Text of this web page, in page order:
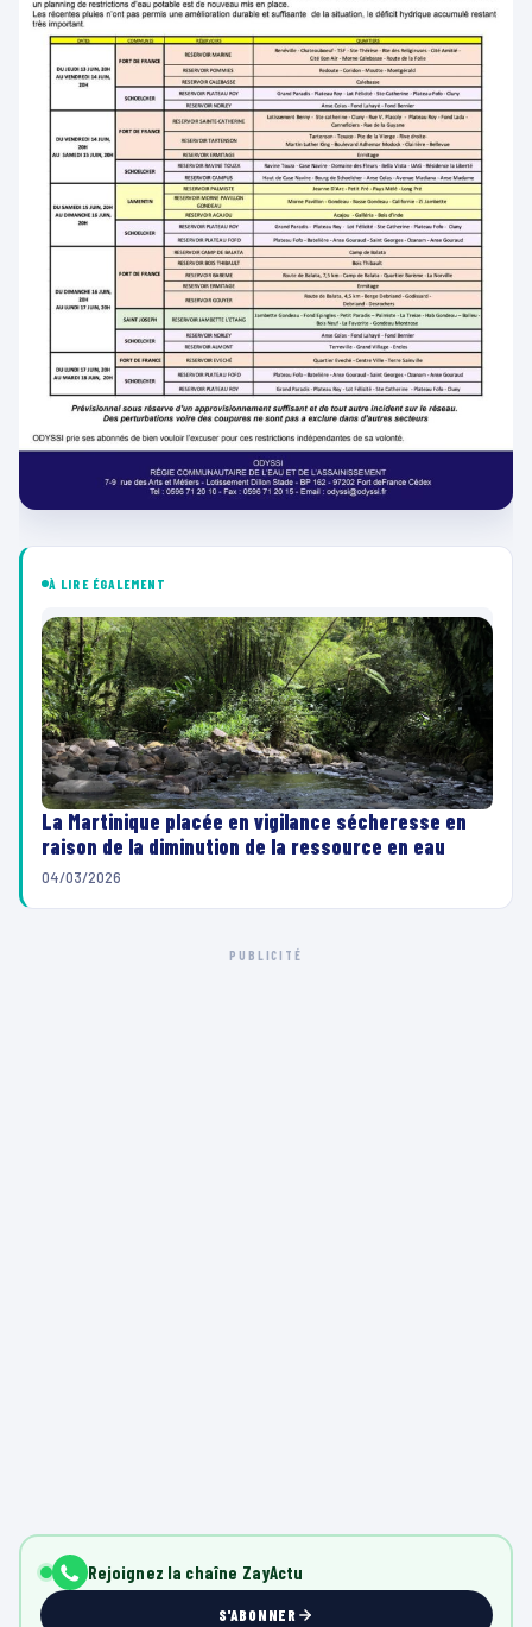
À LIRE ÉGALEMENT
La Martinique placée en vigilance sécheresse en
raison de la diminution de la ressource en eau
04/03/2026
PUBLICITÉ
Rejoignez la chaîne ZayActu
S'ABONNER